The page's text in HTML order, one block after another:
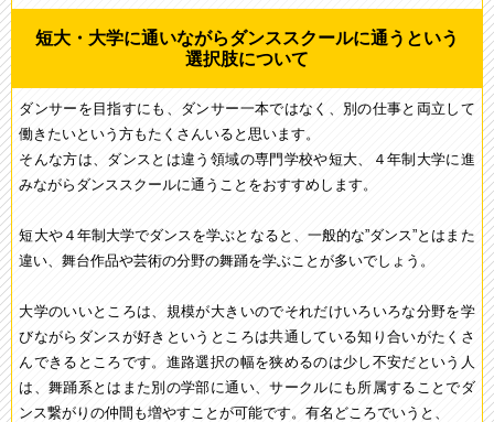
短大・大学に通いながらダンススクールに通うという
選択肢について
ダンサーを目指すにも、ダンサー一本ではなく、別の仕事と両立して
働きたいという方もたくさんいると思います。
そんな方は、ダンスとは違う領域の専門学校や短大、４年制大学に進
みながらダンススクールに通うことをおすすめします。
短大や４年制大学でダンスを学ぶとなると、一般的な”ダンス”とはまた
違い、舞台作品や芸術の分野の舞踊を学ぶことが多いでしょう。
大学のいいところは、規模が大きいのでそれだけいろいろな分野を学
びながらダンスが好きというところは共通している知り合いがたくさ
んできるところです。進路選択の幅を狭めるのは少し不安だという人
は、舞踊系とはまた別の学部に通い、サークルにも所属することでダ
ンス繋がりの仲間も増やすことが可能です。有名どころでいうと、